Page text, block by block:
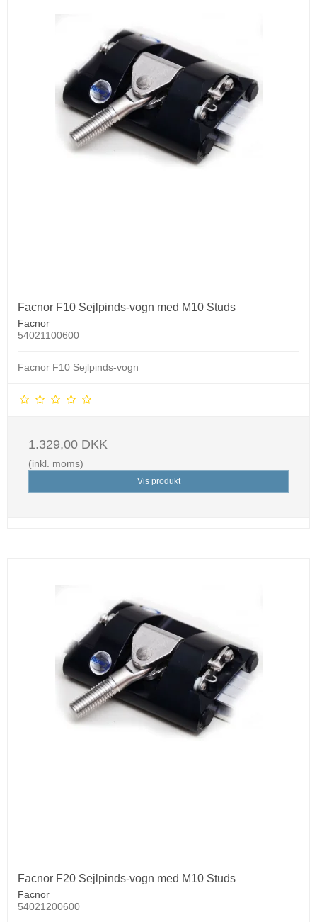
Facnor F10 Sejlpinds-vogn med M10 Studs
Facnor
54021100600
Facnor F10 Sejlpinds-vogn
1.329,00 DKK
(inkl. moms)
Vis produkt
Facnor F20 Sejlpinds-vogn med M10 Studs
Facnor
54021200600